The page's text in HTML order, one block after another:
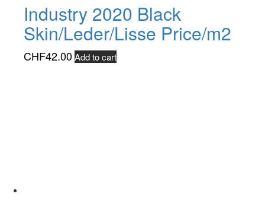
Industry 2020 Black
Skin/Leder/Lisse Price/m2
CHF42.00Add to cart